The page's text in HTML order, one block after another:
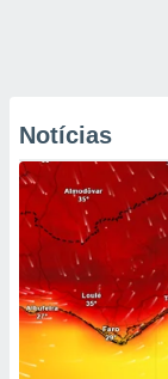
Notícias